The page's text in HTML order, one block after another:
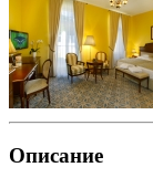
Описание